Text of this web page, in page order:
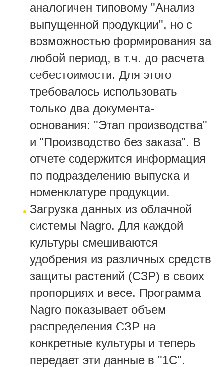
аналогичен типовому "Анализ
выпущенной продукции", но с
возможностью формирования за
любой период, в т.ч. до расчета
себестоимости. Для этого
требовалось использовать
только два документа-
основания: "Этап производства"
и "Производство без заказа". В
отчете содержится информация
по подразделению выпуска и
номенклатуре продукции.
Загрузка данных из облачной
системы Nagro. Для каждой
культуры смешиваются
удобрения из различных средств
защиты растений (СЗР) в своих
пропорциях и весе. Программа
Nagro показывает объем
распределения СЗР на
конкретные культуры и теперь
передает эти данные в "1С".